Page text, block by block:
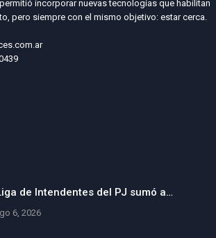
incorporar nuevas tecnologías que habilitan
pero siempre con el mismo objetivo: estar cerca.
de Intendentes del PJ sumó a…
6, 2026